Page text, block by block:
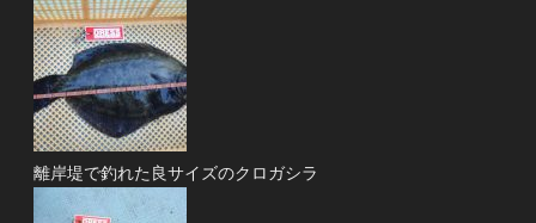
離岸堤で釣れた良サイズのクロガシラ